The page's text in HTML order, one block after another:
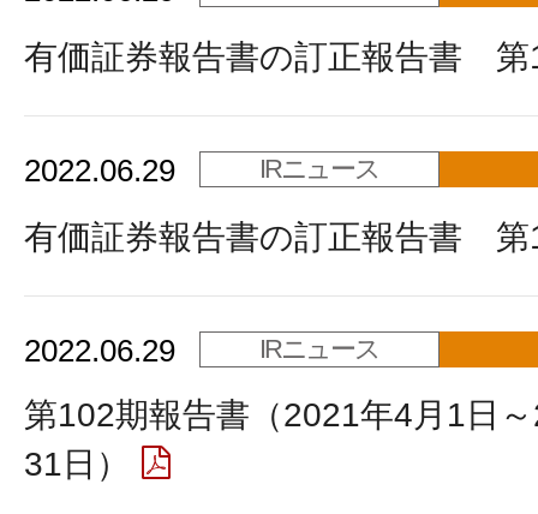
有価証券報告書の訂正報告書 第
2022.06.29 IRニュース
有価証券報告書の訂正報告書 第
2022.06.29 IRニュース
第102期報告書（2021年4月1日
31日）